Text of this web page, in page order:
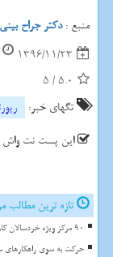
منبع :دکتر جراح
1396/11/23
5.0
/
5
تگهای خبر:
این پست نت واش
تازه ترین مطالب
90 مرکز ویژه خردسالان کار زیر پوشش بهزیستی فعالیت می نمایند
حرکت به سوی راهکارهای